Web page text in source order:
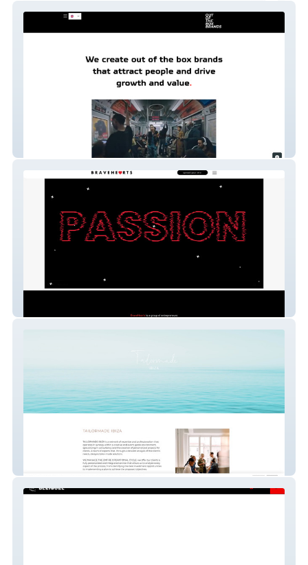
Diseño web personal
Diseño web informativa